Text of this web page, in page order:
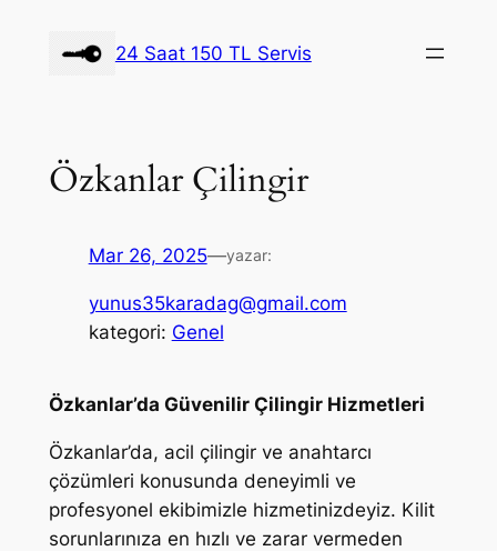
24 Saat 150 TL Servis
Özkanlar Çilingir
Mar 26, 2025—yazar:
yunus35karadag@gmail.com
kategori: Genel
Özkanlar’da Güvenilir Çilingir Hizmetleri
Özkanlar’da, acil çilingir ve anahtarcı
çözümleri konusunda deneyimli ve
profesyonel ekibimizle hizmetinizdeyiz. Kilit
sorunlarınıza en hızlı ve zarar vermeden